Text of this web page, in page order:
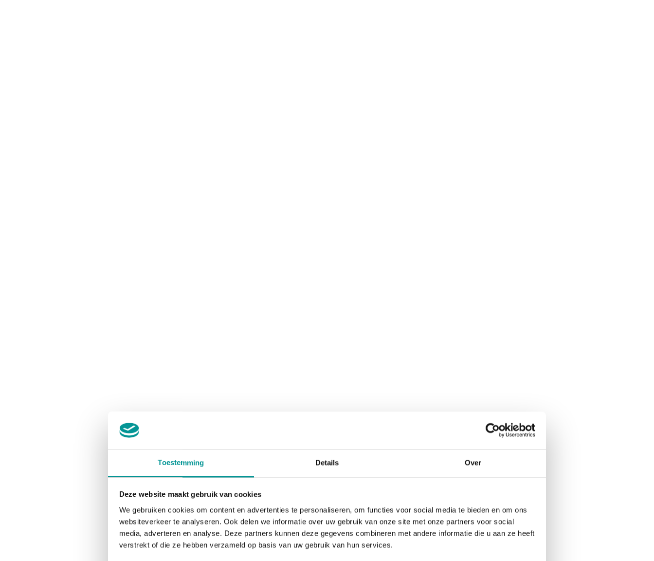
Toestemming Details Over
Deze website maakt gebruik van cookies
We gebruiken cookies om content en advertenties te personaliseren, om functies voor social media te bieden en om ons
websiteverkeer te analyseren. Ook delen we informatie over uw gebruik van onze site met onze partners voor social
media, adverteren en analyse. Deze partners kunnen deze gegevens combineren met andere informatie die u aan ze heeft
verstrekt of die ze hebben verzameld op basis van uw gebruik van hun services.